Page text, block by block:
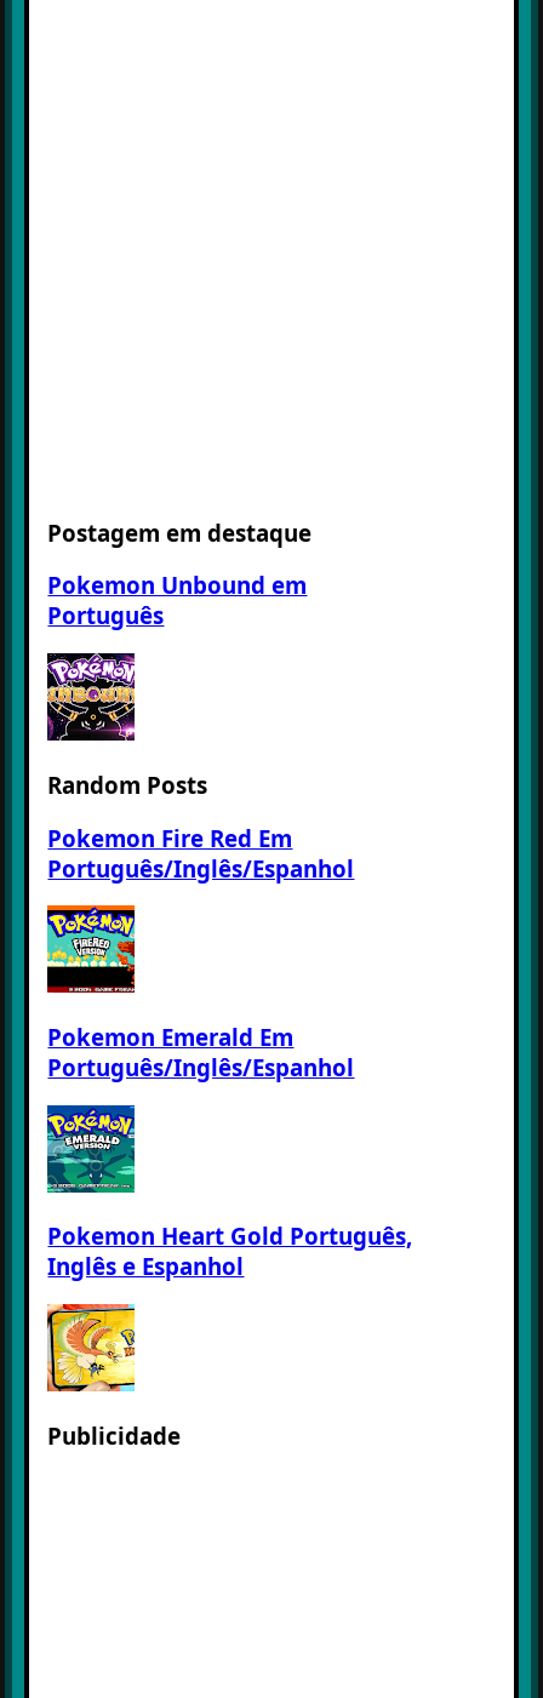
Postagem em destaque
Pokemon Unbound em
Português
Random Posts
Pokemon Fire Red Em
Português/Inglês/Espanhol
Pokemon Emerald Em
Português/Inglês/Espanhol
Pokemon Heart Gold Português,
Inglês e Espanhol
Publicidade